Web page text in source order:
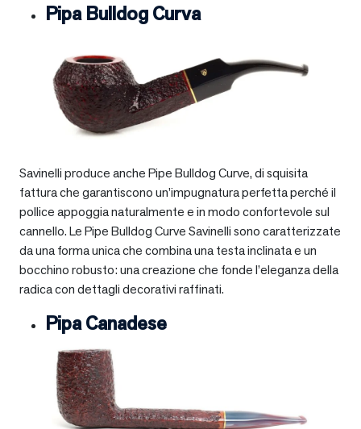
Pipa Bulldog Curva
Savinelli produce anche Pipe Bulldog Curve, di squisita
fattura che garantiscono un’impugnatura perfetta perché il
pollice appoggia naturalmente e in modo confortevole sul
cannello. Le Pipe Bulldog Curve Savinelli sono caratterizzate
da una forma unica che combina una testa inclinata e un
bocchino robusto: una creazione che fonde l’eleganza della
radica con dettagli decorativi raffinati.
Pipa Canadese